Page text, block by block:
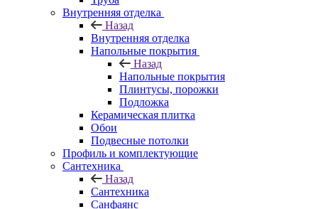
Внутренняя отделка
Назад
Внутренняя отделка
Напольные покрытия
Назад
Напольные покрытия
Плинтусы, порожки
Подложка
Керамическая плитка
Обои
Подвесные потолки
Профиль и комплектующие
Сантехника
Назад
Сантехника
Санфаянс